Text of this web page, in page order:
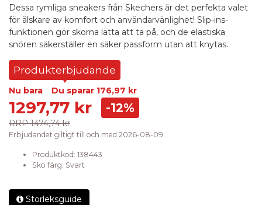
Dessa rymliga sneakers från Skechers är det perfekta valet
för älskare av komfort och användarvänlighet! Slip-ins-
funktionen gör skorna lätta att ta på, och de elastiska
snören säkerställer en säker passform utan att knytas.
Produkterbjudande
Nu bara Du sparar 176,97 kr
1297,77 kr
RRP 1474,74 kr
-12%
Erbjudandet giltigt till och med 2026-08-09 .
Produktkod: 138443
Sko färg: Svart
Storleksguide